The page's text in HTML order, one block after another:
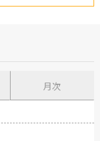
月次